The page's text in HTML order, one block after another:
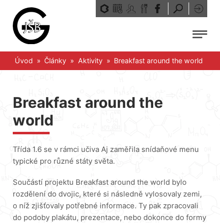
Přeskočit
obsah
Menu
Úvod » Články » Aktivity » Breakfast around the world
Breakfast around the
world
Třída 1.6 se v rámci učiva Aj zaměřila snídaňové menu
typické pro různé státy světa.
Součástí projektu Breakfast around the world bylo
rozdělení do dvojic, které si následně vylosovaly zemi,
o níž zjišťovaly potřebné informace. Ty pak zpracovali
do podoby plakátu, prezentace, nebo dokonce do formy